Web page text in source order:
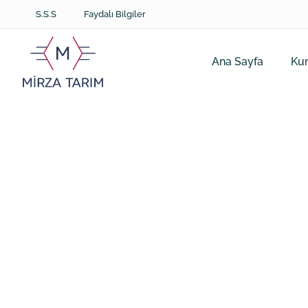
S.S.S Faydalı Bilgiler
Ana Sayfa